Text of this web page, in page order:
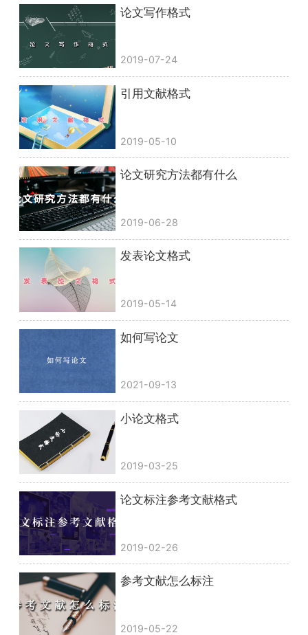
论文写作格式
2019-07-24
引用文献格式
2019-05-10
论文研究方法都有什么
2019-06-28
发表论文格式
2019-05-14
如何写论文
2021-09-13
小论文格式
2019-03-25
论文标注参考文献格式
2019-02-26
参考文献怎么标注
2019-05-22